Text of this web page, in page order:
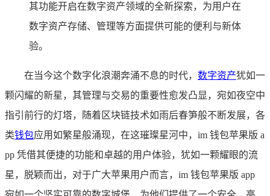
其功能开启在数字资产领域的全新探索，为用户在
数字资产存储、管理等方面提供可能的便利与新体
验。
在当今这个数字化浪潮奔涌不息的时代， 数字资产犹如一
颗闪耀的新星，其管理与交易的重要性愈发凸显，宛如夜空中
指引前行的灯塔，随着区块链技术如雨后春笋般不断发展，各
类钱包应用如繁星般涌现，在这璀璨星河中，im 钱包苹果版 a
pp 凭借其便捷的功能和卓越的用户体验，犹如一颗耀眼的流
星，脱颖而出，对于广大苹果用户而言，im 钱包苹果版 app